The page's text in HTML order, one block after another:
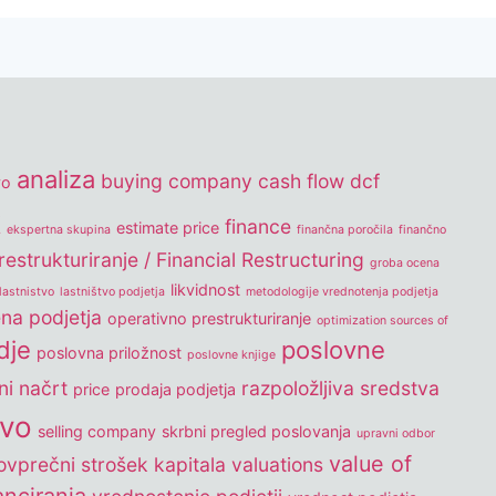
analiza buying company cash flow dcf
ekspertna skupina estimate price finance finančna poročila finančno
/ Financial Restructuring groba ocena
lastnistvo lastništvo podjetja likvidnost metodologije vrednotenja podjetja
podjetja operativno prestrukturiranje optimization sources of
poslovna priložnost poslovne knjige poslovne
načrt price prodaja podjetja razpoložljiva sredstva
selling company skrbni pregled poslovanja upravni odbor
strošek kapitala valuations value of